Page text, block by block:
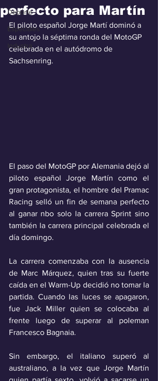
Deporte
Especiales
Industra
perfecto para Martín
El piloto español Jorge Martí dominó a
su antojo la séptima ronda del MotoGP
celebrada en el autódromo de
Sachsenring.
El paso del MotoGP por Alemania dejó al
piloto español Jorge Martín como el
gran protagonista, el hombre del Pramac
Racing selló un fin de semana perfecto
al ganar nbo solo la carrera Sprint sino
también la carrera principal celebrada el
día domingo.
La carrera comenzaba con la ausencia
de Marc Márquez, quien tras su fuerte
caída en el Warm-Up decidió no tomar la
partida. Cuando las luces se apagaron,
fue Jack Miller quien se colocaba al
frente luego de superar al poleman
Francesco Bagnaia.
Sin embargo, el italiano superó al
australiano, a la vez que Jorge Martín